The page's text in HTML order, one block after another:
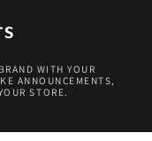
WITH YOUR
ANNOUNCEMENTS,
STORE.